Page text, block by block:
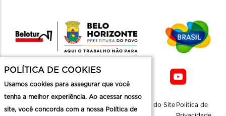
Mapa do Site Politica de
POLÍTICA DE COOKIES
Usamos cookies para assegurar que você
tenha a melhor experiência. Ao acessar nosso
site, você concorda com a nossa Política de